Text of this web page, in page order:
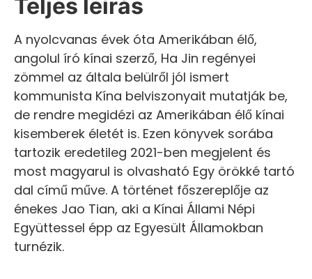
Teljes leírás
A nyolcvanas évek óta Amerikában élő,
angolul író kínai szerző, Ha Jin regényei
zömmel az általa belülről jól ismert
kommunista Kína belviszonyait mutatják be,
de rendre megidézi az Amerikában élő kínai
kisemberek életét is. Ezen könyvek sorába
tartozik eredetileg 2021-ben megjelent és
most magyarul is olvasható Egy örökké tartó
dal című műve. A történet főszereplője az
énekes Jao Tian, aki a Kínai Állami Népi
Együttessel épp az Egyesült Államokban
turnézik.